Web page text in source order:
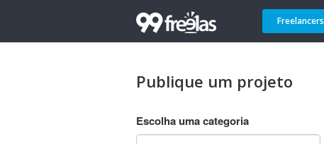
Freelancers
Publique um projeto
Escolha uma categoria